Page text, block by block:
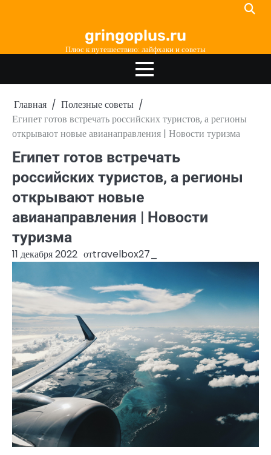
gringoplus.ru
Плюс к путешествию: лайфхаки и советы
Главная
Полезные советы
Египет готов встречать российских туристов, а регионы
открывают новые авианаправления | Новости туризма
Египет готов встречать
российских туристов, а регионы
открывают новые
авианаправления | Новости
туризма
11 декабря 2022 отtravelbox27_